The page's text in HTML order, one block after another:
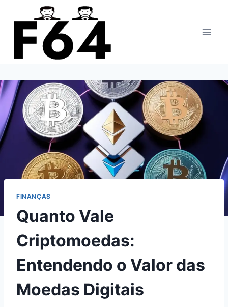
para
FINANÇAS
Quanto Vale
Criptomoedas:
Entendendo o Valor das
Moedas Digitais